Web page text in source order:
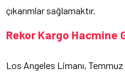
çıkarımlar sağlamaktır.
Rekor Kargo Hacmine
Los Angeles Limanı, Temmuz